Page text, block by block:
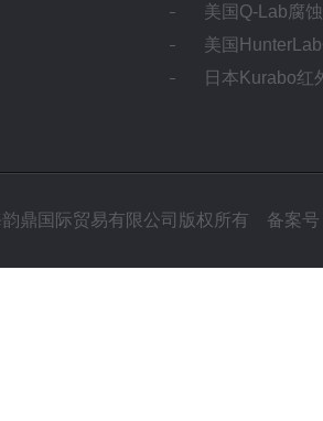
美国Q-Lab腐
美国
日本Kurabo红
鼎国际贸易有限公司版权所有 备案